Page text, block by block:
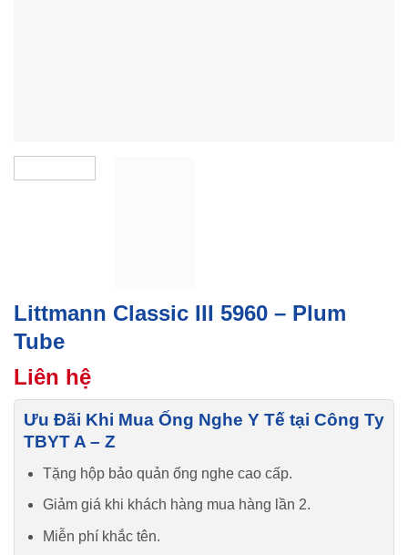
Littmann Classic III 5960 – Plum
Tube
Liên hệ
Ưu Đãi Khi Mua Ống Nghe Y Tế tại Công Ty
TBYT A – Z
Tặng hộp bảo quản ống nghe cao cấp.
Giảm giá khi khách hàng mua hàng lần 2.
Miễn phí khắc tên.